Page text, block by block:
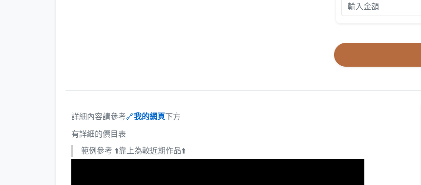
詳細內容請參考🔗我的網頁下方
有詳細的價目表
範例參考 ⬆️靠上為較近期作品⬆️